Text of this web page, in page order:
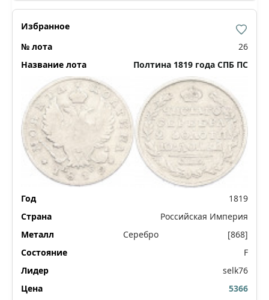
26
Полтина 1819 года СПБ ПС
1819
Российская Империя
Серебро
[868]
F
selk76
5366